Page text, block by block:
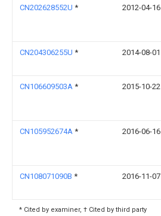
CN202628552U * 2012-04-16
CN204306255U * 2014-08-01
CN106609503A * 2015-10-22
CN105952674A * 2016-06-16
CN108071090B * 2016-11-07
* Cited by examiner, † Cited by third party